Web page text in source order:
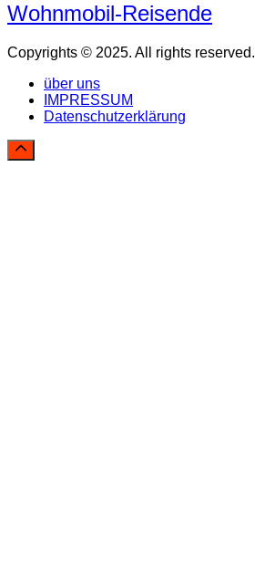
Wohnmobil-Reisende
Copyrights © 2025. All rights reserved.
über uns
IMPRESSUM
Datenschutzerklärung